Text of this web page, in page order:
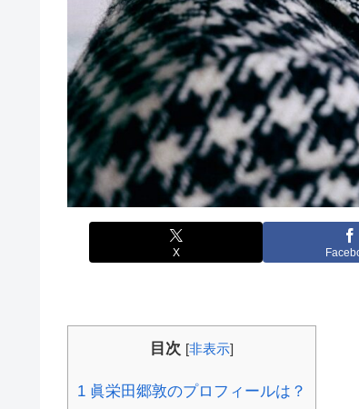
X
目次 [非表示]
1 眞栄田郷敦のプロフィールは？